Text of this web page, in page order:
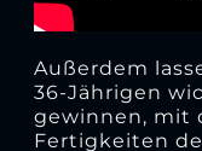
Außerdem
36-Jährigen
gewinnen, mit
Fertigkeiten